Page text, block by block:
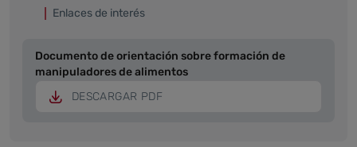
Enlaces de interés
Documento de orientación sobre formación de
manipuladores de alimentos
DESCARGAR PDF